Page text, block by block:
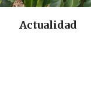
Actualidad